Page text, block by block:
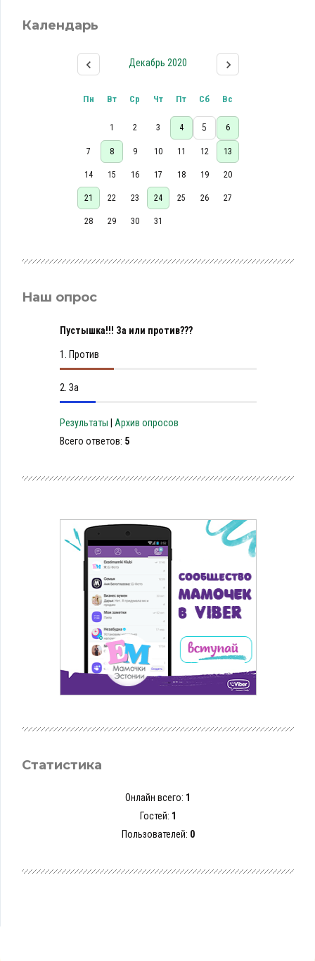
Календарь
Декабрь 2020
Пн Вт Ср Чт Пт Сб Вс
1 2 3 4 5 6
7 8 9 10 11 12 13
14 15 16 17 18 19 20
21 22 23 24 25 26 27
28 29 30 31
Наш опрос
Пустышка!!! За или против???
1. Против
2. За
Результаты
Архив опросов
Всего ответов: 5
Статистика
Онлайн всего: 1
Гостей: 1
Пользователей: 0